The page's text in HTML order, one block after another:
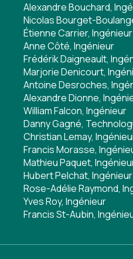
Alexandre Bouchard,
Nicolas Bourget-
Étienne Carrier, Ingénieur
Anne Côté, Ingénieur
Frédérik Daigneault,
Marjorie Denicourt,
Antoine Desroches,
Alexandre Dionne,
William Falcon, Ingénieur
Danny Gagné,
Christian Lemay,
Francis Morasse,
Mathieu Paquet,
Hubert Pelchat, Ingénieur
Rose-Adélie Raymond,
Yves Roy, Ingénieur
Francis St-Aubin,